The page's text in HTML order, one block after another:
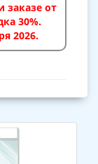
заказе от
30%.
2026.